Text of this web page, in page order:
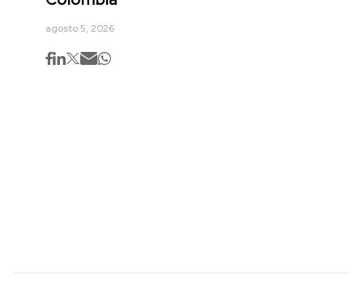
agosto 5, 2026